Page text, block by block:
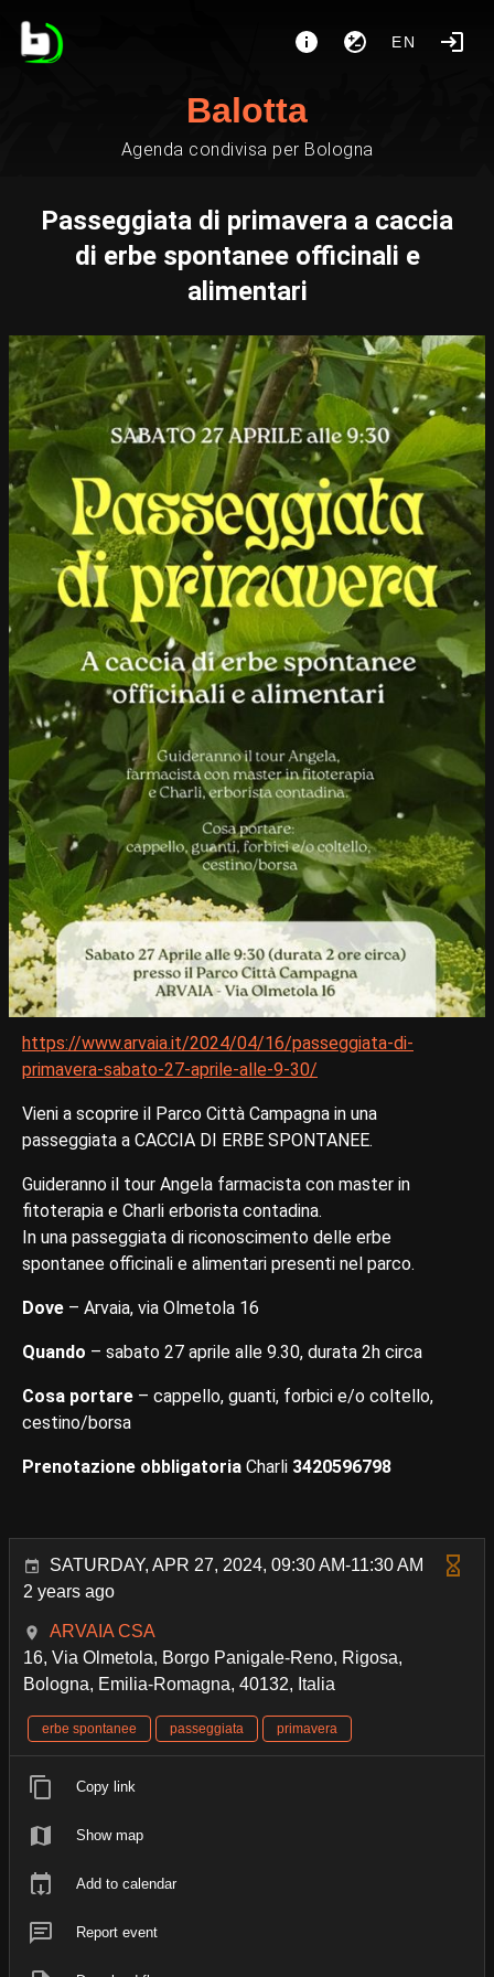
EN
Balotta
Agenda condivisa per Bologna
Passeggiata di primavera a caccia
di erbe spontanee officinali e
alimentari
https://www.arvaia.it/2024/04/16/passeggiata-di-
primavera-sabato-27-aprile-alle-9-30/
Vieni a scoprire il Parco Città Campagna in una
passeggiata a CACCIA DI ERBE SPONTANEE.
Guideranno il tour Angela farmacista con master in
fitoterapia e Charli erborista contadina.
In una passeggiata di riconoscimento delle erbe
spontanee officinali e alimentari presenti nel parco.
Dove – Arvaia, via Olmetola 16
Quando – sabato 27 aprile alle 9.30, durata 2h circa
Cosa portare – cappello, guanti, forbici e/o coltello,
cestino/borsa
Prenotazione obbligatoria Charli 3420596798
SATURDAY, APR 27, 2024, 09:30 AM-11:30 AM
2 years ago
ARVAIA CSA
16, Via Olmetola, Borgo Panigale-Reno, Rigosa,
Bologna, Emilia-Romagna, 40132, Italia
erbe spontanee passeggiata primavera
Copy link
Show map
Add to calendar
Report event